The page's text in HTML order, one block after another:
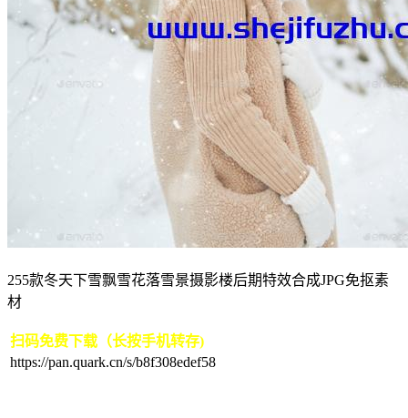
255款冬天下雪飘雪花落雪景摄影楼后期特效合成JPG免抠素
材
扫码免费下载（长按手机转存)
https://pan.quark.cn/s/b8f308edef58